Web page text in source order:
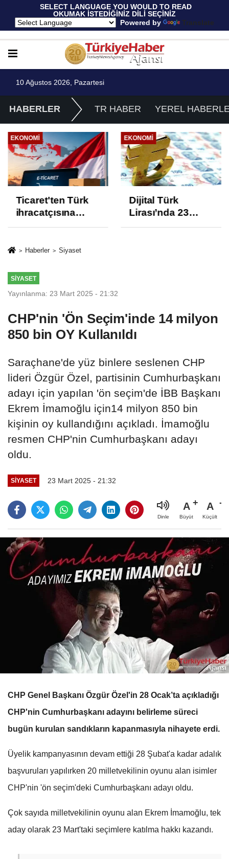
SELECT LANGUAGE YOU WOULD TO READ
OKUMAK İSTEDİĞİNİZ DİLİ SEÇİNİZ
Powered by
Translate
10 Ağustos 2026, Pazartesi
HABERLER TR HABER YEREL
EKONOMI
Ticaret'ten Türk
ihracatçısına
Endonezya pazarı
EKONOMI
Dijital Türk
Lirası’nda 23
proje üçüncü faza
Haberler Siyaset
SIYASET
Yayınlanma: 23 Mart 2025 - 21:32
CHP'nin 'Ön Seçim'inde 14 milyon
850 bin OY Kullanıldı
Saraçhane'de yüz binlere seslenen CHP
lideri Özgür Özel, partisinin Cumhurbaşkanı
adayı için yapılan 'ön seçim'de İBB Başkanı
Ekrem İmamoğlu için14 milyon 850 bin
kişinin oy kullandığını açıkladı. İmamoğlu
resmen CHP'nin Cumhurbaşkanı adayı
oldu.
SIYASET 23 Mart 2025 - 21:32
Dinle
A
Büyüt
A
Küçült
CHP Genel Başkanı Özgür Özel'in 28 Ocak’ta açıkladığı
CHP'nin Cumhurbaşkanı adayını belirleme süreci
bugün kurulan sandıkların kapanmasıyla nihayete erdi.
Üyelik kampanyasının devam ettiği 28 Şubat'a kadar adalık
başvuruları yapılırken 20 milletvekilinin oyunu alan isimler
CHP'nin 'ön seçim'deki Cumhurbaşkanı adayı oldu.
Çok sayıda milletvekilinin oyunu alan Ekrem İmamoğlu, tek
aday olarak 23 Mart'taki seçimlere katılma hakkı kazandı.